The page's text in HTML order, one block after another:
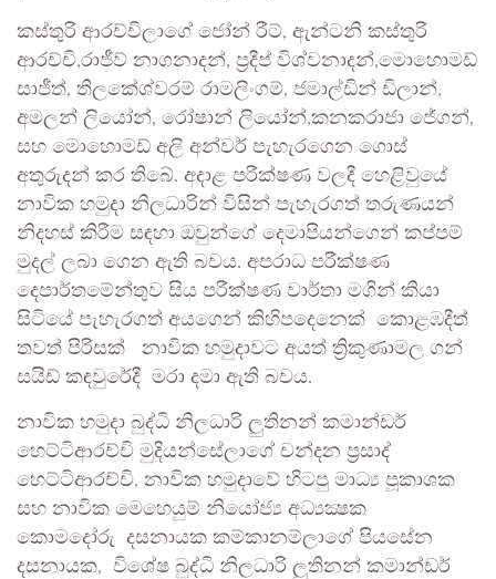
කස්තුරි ආරච්චිලාගේ ජෝන් රීට්, ඇන්ටනි කස්තුරි
ආරච්චි,රාජීව් නාගනාදන්, ප්‍රදීප් විශ්වනාදන්,මොහොමඩ්
සාජීත්, තිලකේශ්වරම් රාමලිංගම්, ජමාල්ඩින් ඩිලාන්,
අමලන් ලියෝන්, රෝෂාන් ලියෝන්,කනකරාජා ජේගන්,
සහ මොහොමඩ් අලි අන්වර් පැහැරගෙන ගොස්
අතුරුදන් කර තිබේ. අදාළ පරීක්ෂණ වලදී හෙළිවුයේ
නාවික හමුදා නිලධාරින් විසින් පැහැරගත් තරුණයන්
නිදහස් කිරීම සඳහා ඔවුන්ගේ දෙමාපියන්ගෙන් කප්පම්
මුදල් ලබා ගෙන ඇති බවය. අපරාධ පරීක්ෂණ
දෙපාර්තමේන්තුව සිය පරීක්ෂණ වාර්තා මගින් කියා
සිටියේ පැහැරගත් අයගෙන් කිහිපදෙනෙක් කොළඹදීත්
තවත් පිරිසක් නාවික හමුදාවට අයත් ත්‍රිකුණාමල ගන්
සයිඩ් කඳවුරේදී මරා දමා ඇති බවය.
නාවික හමුදා බුද්ධි නිලධාරි ලුතිනන් කමාන්ඩර්
හෙට්ටිආරච්චි මුදියන්සේලාගේ චන්දන ප්‍රසාද්
හෙට්ටිආරච්චි, නාවික හමුදාවේ හිටපු මාධ්‍ය පූකාශක
සහ නාවික මෙහෙයුම් නියෝජ්‍ය අධ්‍යක්‍ෂක
කොමදෝරු දසනායක කම්කානම්ලාගේ පියසේන
දසනායක, විශේෂ බුද්ධි නිලධාරි ලුතිනන් කමාන්ඩර්